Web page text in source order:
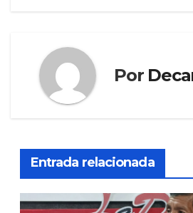
Por
Entrada relacionada